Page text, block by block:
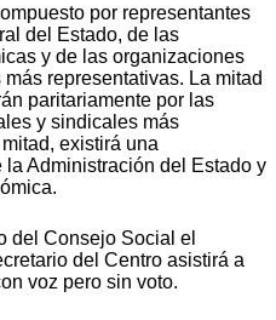
por representantes
del Estado, de las
y de las organizaciones
representativas. La mitad
paritariamente por las
y sindicales más
existirá una
Administración del Estado y
del Consejo Social el
del Centro asistirá a
voz pero sin voto.